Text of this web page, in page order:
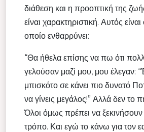
διάθεση και η προοπτική της
είναι χαρακτηριστική. Αυτός
οποίο ενθαρρύνει:
“Θα ήθελα επίσης να πω ότι
γελούσαν μαζί μου, μου έλεγαν:
μπισκότο σε κάνει πιο δυνατό
να γίνεις μεγάλος!” Αλλά δεν το
Όλοι όμως πρέπει να
τρόπο. Και εγώ το κάνω για τον